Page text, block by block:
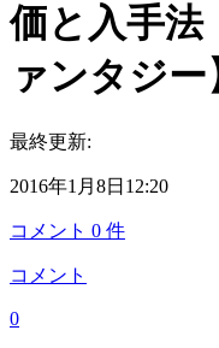
価と入手法
ァンタジー
最終更新:
2016年1月8日12:20
コメント 0 件
コメント
0